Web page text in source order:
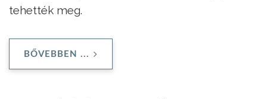
tehették meg.
BŐVEBBEN ...